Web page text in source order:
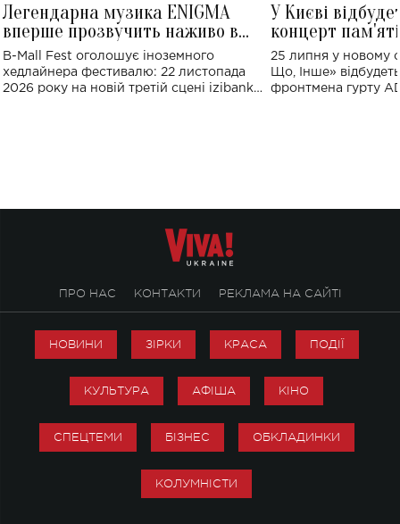
Легендарна музика ENIGMA
вперше прозвучить наживо в
Україні: де відбудеться концерт
B-Mall Fest оголошує іноземного
хедлайнера фестивалю: 22 листопада
2026 року на новій третій сцені izibank
У Києві
концерт
Клименка:
виконають
25 липня у новому
Що, Інше»
фронтмена гурту
ПРО НАС КОНТАКТИ РЕКЛАМА НА САЙТІ
НОВИНИ ЗІРКИ КРАСА ПОДІЇ
КУЛЬТУРА АФІША КІНО
СПЕЦТЕМИ БІЗНЕС ОБКЛАДИНКИ
КОЛУМНІСТИ